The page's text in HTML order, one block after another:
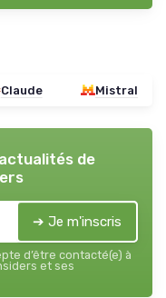
Claude Mistral
de
➔ Je m'inscris
d’être contacté(e) à
et ses